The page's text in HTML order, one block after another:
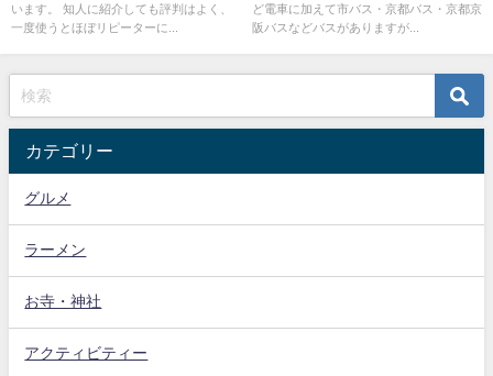
います。 知人に紹介しても評判はよく、
一度使うとほぼリピーターに...
ど電車に加えて市バス・京都バス・京都京
阪バスなどバスがありますが...
カテゴリー
グルメ
ラーメン
お寺・神社
アクティビティー